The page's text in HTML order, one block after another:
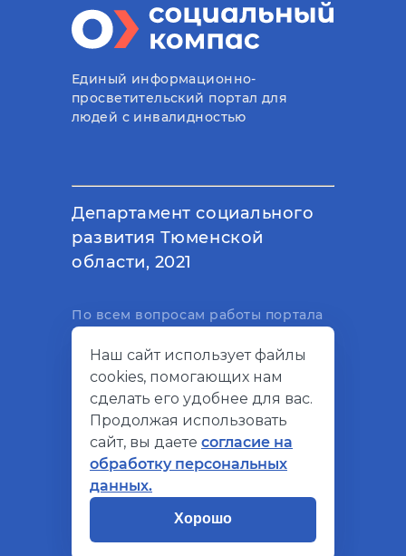
Единый информационно-
просветительский портал для
людей с инвалидностью
Департамент социального
развития Тюменской
области, 2021
По всем вопросам работы портала
электронный адрес
support@socialkompas.ru
© Социальный компас, 2026
Политика конфиденциальности
Наш сайт использует файлы
cookies, помогающих нам
сделать его удобнее для вас.
Продолжая использовать
сайт, вы даете согласие на
обработку персональных
данных.
Хорошо